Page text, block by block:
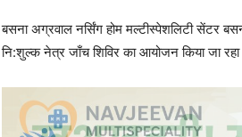
बसना अग्रवाल नर्सिंग होम मल्टीस्पेशलिटी सेंटर
नि:शुल्क नेत्र जाँच शिविर का आयोजन किया जा